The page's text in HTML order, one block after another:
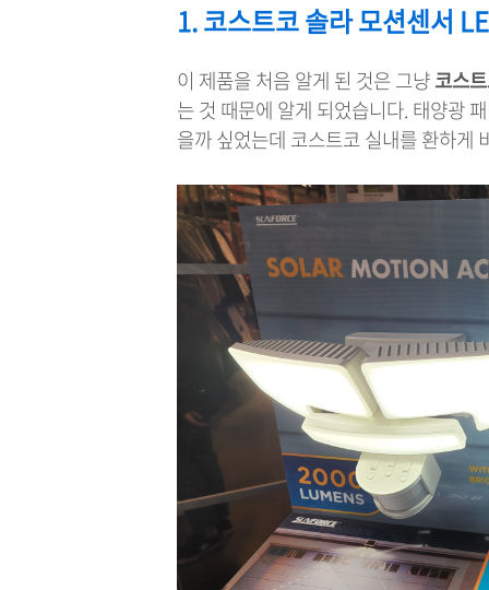
1. 코스트코 솔라 모션센서
이 제품을 처음 알게 된 것은 그냥코스
는 것 때문에 알게 되었습니다. 태양광
을까 싶었는데 코스트코 실내를 환하게